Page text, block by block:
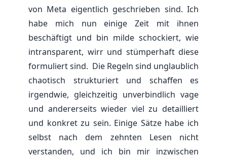
von Meta eigentlich geschrieben sind. Ich
habe mich nun einige Zeit mit ihnen
beschäftigt und bin milde schockiert, wie
intransparent, wirr und stümperhaft diese
formuliert sind. Die Regeln sind unglaublich
chaotisch strukturiert und schaffen es
irgendwie, gleichzeitig unverbindlich vage
und andererseits wieder viel zu detailliert
und konkret zu sein. Einige Sätze habe ich
selbst nach dem zehnten Lesen nicht
verstanden, und ich bin mir inzwischen